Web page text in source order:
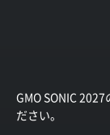
GMO SONIC
ださい。